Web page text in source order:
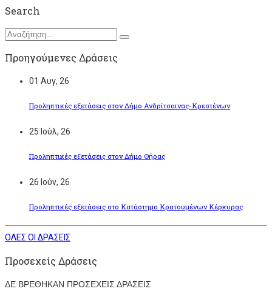
Search
Προηγούμενες Δράσεις
01 Αυγ, 26
Προληπτικές εξετάσεις στον Δήμο Ανδρίτσαινας-Κρεστένων
25 Ιούλ, 26
Προληπτικές εξετάσεις στον Δήμο Θήρας
26 Ιούν, 26
Προληπτικές εξετάσεις στο Κατάστημα Κρατουμένων Κέρκυρας
ΟΛΕΣ ΟΙ ΔΡΑΣΕΙΣ
Προσεχείς Δράσεις
ΔΕ ΒΡΕΘΗΚΑΝ ΠΡΟΣΕΧΕΙΣ ΔΡΑΣΕΙΣ